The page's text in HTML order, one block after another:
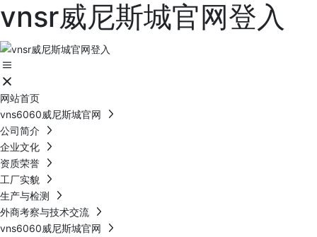
vnsr威尼斯城官网登入
网站首页
vns6060威尼斯城官网
公司简介
企业文化
资质荣誉
工厂实貌
生产与检测
外商考察与技术交流
vns6060威尼斯城官网